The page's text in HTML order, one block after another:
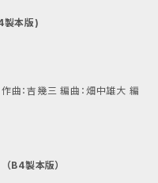
本版)
曲：吉幾三 編曲：畑中雄大 編
B4製本版）